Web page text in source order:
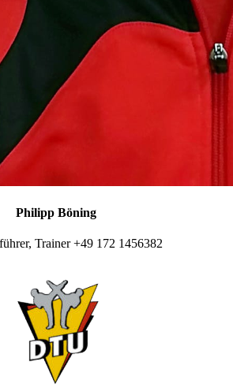
Philipp Böning
Trainer +49 172 1456382